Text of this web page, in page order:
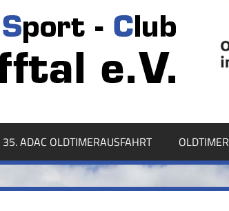
35. ADAC OLDTIMERAUSFAHRT OLDTIMER